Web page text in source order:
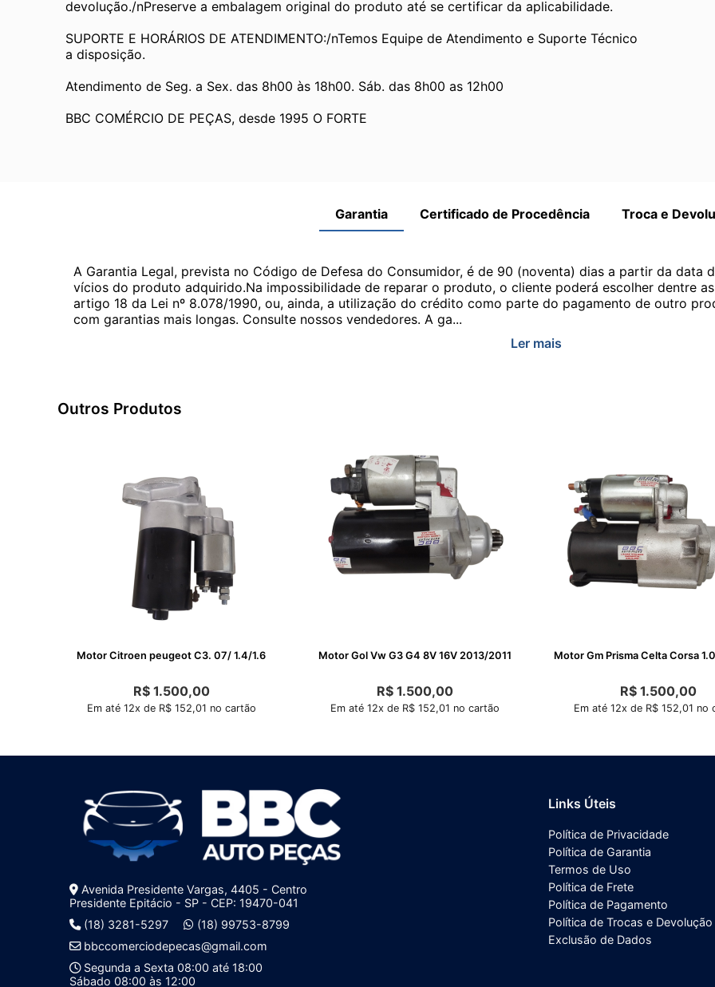
devolução./nPreserve a embalagem original do produto até se certificar da aplicabilidade.
SUPORTE E HORÁRIOS DE ATENDIMENTO:/nTemos Equipe de Atendimento e Suporte Técnico
a disposição.
Atendimento de Seg. a Sex. das 8h00 às 18h00. Sáb. das 8h00 as 12h00
BBC COMÉRCIO DE PEÇAS, desde 1995 O FORTE
Garantia Certificado de Procedência Troca e
A Garantia Legal, prevista no Código de Defesa do Consumidor, é de 90 (noventa) dias a partir da
vícios do produto adquirido.Na impossibilidade de reparar o produto, o cliente poderá escolher dentre
artigo 18 da Lei nº 8.078/1990, ou, ainda, a utilização do crédito como parte do pagamento de outro
com garantias mais longas. Consulte nossos vendedores. A ga...
Ler mais
Outros Produtos
Motor Citroen peugeot C3. 07/ 1.4/1.6
R$1.500,00
Em até 12x de R$ 152,01 no cartão
Motor Gol Vw G3 G4 8V 16V 2013/2011
R$1.500,00
Em até 12x de R$ 152,01 no cartão
Motor Gm Prisma Celta Corsa
R$1.500,00
Em até 12x de R$ 152,01 no
Avenida Presidente Vargas, 4405 - Centro
Presidente Epitácio - SP - CEP: 19470-041
(18) 3281-5297
(18) 99753-8799
bbccomerciodepecas@gmail.com
Segunda a Sexta 08:00 até 18:00
Sábado 08:00 às 12:00
Links Úteis
Política de Privacidade
Política de Garantia
Termos de Uso
Política de Frete
Política de Pagamento
Política de Trocas e Devolução
Exclusão de Dados